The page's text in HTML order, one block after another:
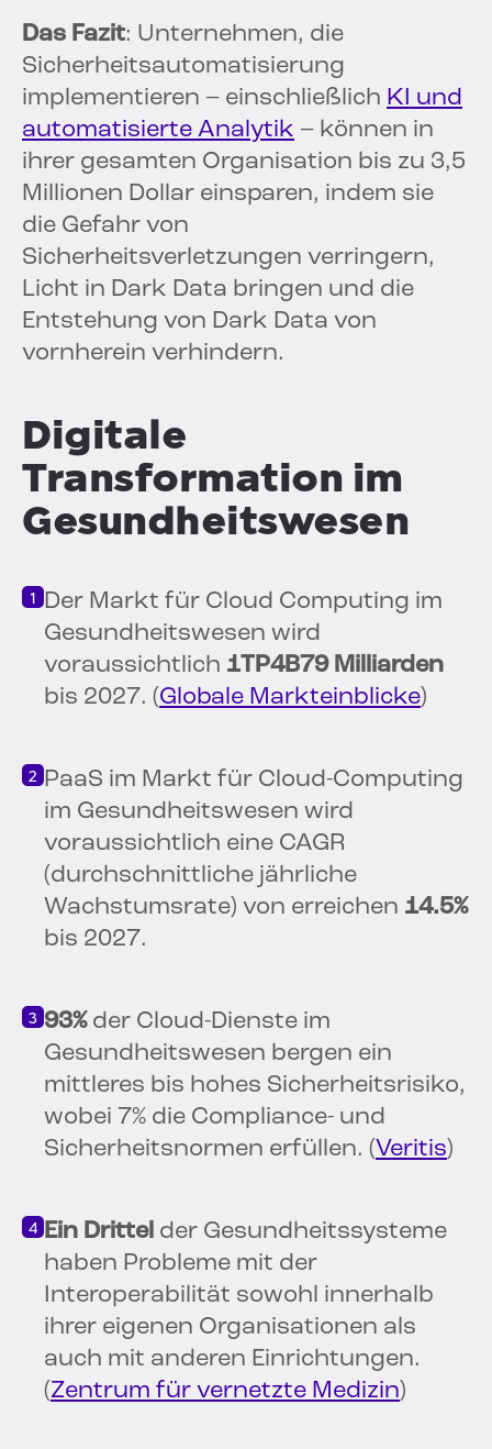
Das Fazit: Unternehmen, die
Sicherheitsautomatisierung
implementieren – einschließlich KI und
automatisierte Analytik – können in
ihrer gesamten Organisation bis zu 3,5
Millionen Dollar einsparen, indem sie
die Gefahr von
Sicherheitsverletzungen verringern,
Licht in Dark Data bringen und die
Entstehung von Dark Data von
vornherein verhindern.
Digitale
Transformation im
Gesundheitswesen
Der Markt für Cloud Computing im
Gesundheitswesen wird
voraussichtlich 1TP4B79 Milliarden
bis 2027. (Globale Markteinblicke)
PaaS im Markt für Cloud-Computing
im Gesundheitswesen wird
voraussichtlich eine CAGR
(durchschnittliche jährliche
Wachstumsrate) von erreichen 14.5%
bis 2027.
93%der Cloud-Dienste im
Gesundheitswesen bergen ein
mittleres bis hohes Sicherheitsrisiko,
wobei 7% die Compliance- und
Sicherheitsnormen erfüllen. (Veritis)
Ein Drittel der Gesundheitssysteme
haben Probleme mit der
Interoperabilität sowohl innerhalb
ihrer eigenen Organisationen als
auch mit anderen Einrichtungen.
(Zentrum für vernetzte Medizin)